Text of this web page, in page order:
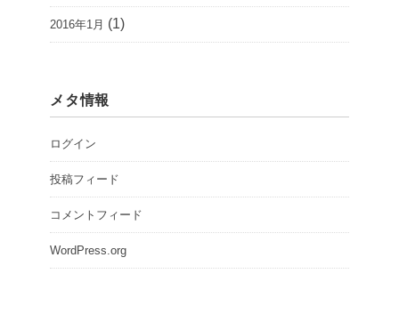
2016年1月 (1)
メタ情報
ログイン
投稿フィード
コメントフィード
WordPress.org